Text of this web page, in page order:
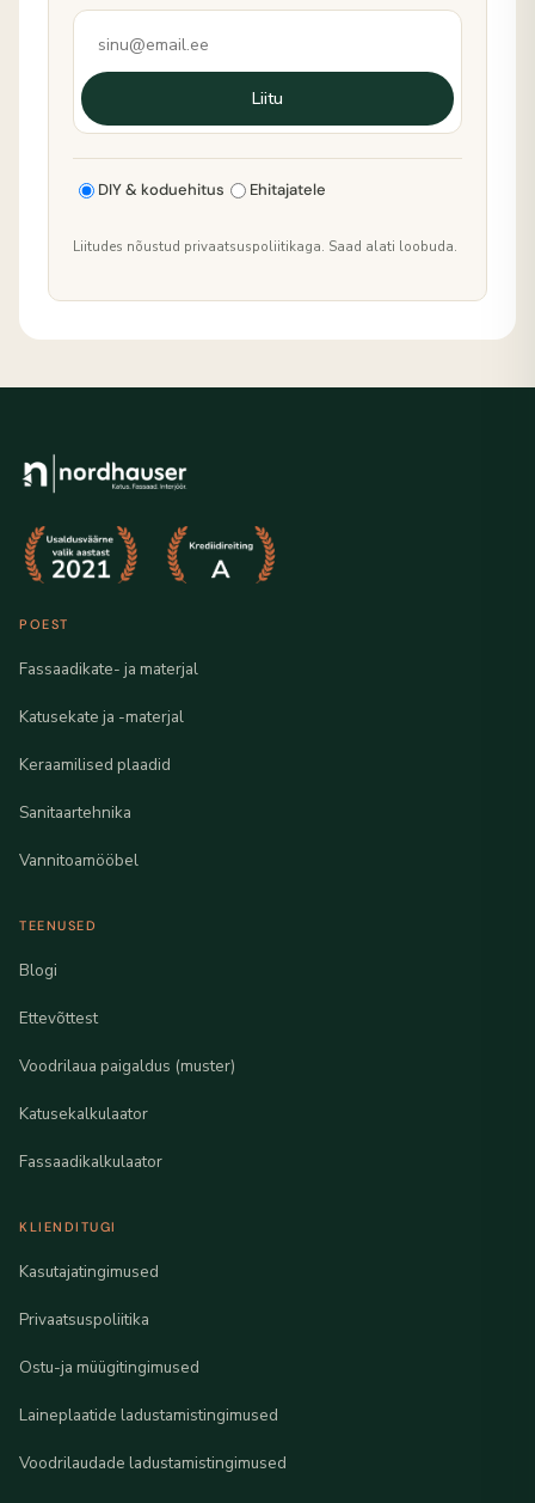
Liitu
DIY & koduehitus Ehitajatele
Liitudes nõustud privaatsuspoliitikaga. Saad alati loobuda.
POEST
Fassaadikate- ja materjal
Katusekate ja -materjal
Keraamilised plaadid
Sanitaartehnika
Vannitoamööbel
TEENUSED
Blogi
Ettevõttest
Voodrilaua paigaldus (muster)
Katusekalkulaator
Fassaadikalkulaator
KLIENDITUGI
Kasutajatingimused
Privaatsuspoliitika
Ostu-ja müügitingimused
Laineplaatide ladustamistingimused
Voodrilaudade ladustamistingimused